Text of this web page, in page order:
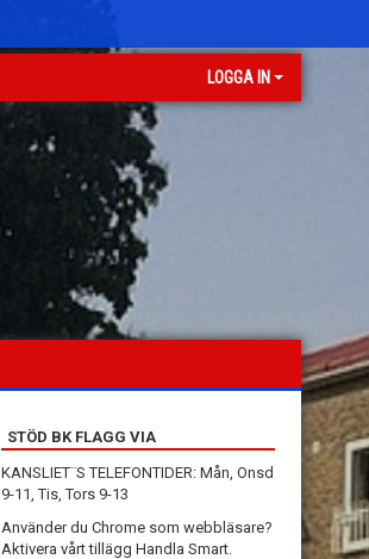
LOGGA IN
STÖD BK FLAGG VIA
KANSLIET¨S TELEFONTIDER: Mån, Onsd
9-11, Tis, Tors 9-13
Använder du Chrome som webbläsare?
Aktivera vårt tillägg Handla Smart.